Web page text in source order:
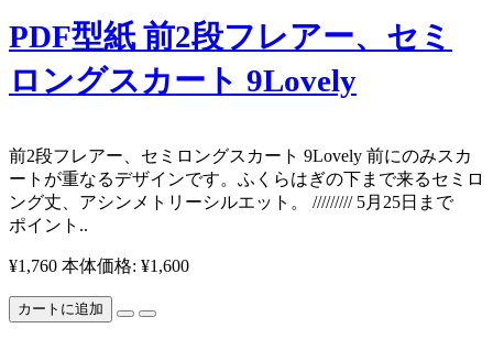
PDF型紙 前2段フレアー、セミ
ロングスカート 9Lovely
前2段フレアー、セミロングスカート 9Lovely 前にのみスカ
ートが重なるデザインです。ふくらはぎの下まで来るセミロ
ング丈、アシンメトリーシルエット。 ///////// 5月25日まで
ポイント..
¥1,760 本体価格: ¥1,600
カートに追加